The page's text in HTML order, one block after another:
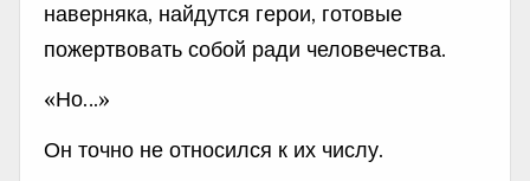
наверняка, найдутся герои, готовые
пожертвовать собой ради человечества.
«Но…»
Он точно не относился к их числу.